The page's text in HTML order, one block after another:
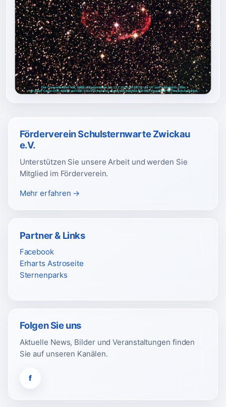
Förderverein Schulsternwarte Zwickau
e.V.
Unterstützen Sie unsere Arbeit und werden Sie
Mitglied im Förderverein.
Mehr erfahren →
Partner & Links
Facebook
Erharts Astroseite
Sternenparks
Folgen Sie uns
Aktuelle News, Bilder und Veranstaltungen finden
Sie auf unseren Kanälen.
f